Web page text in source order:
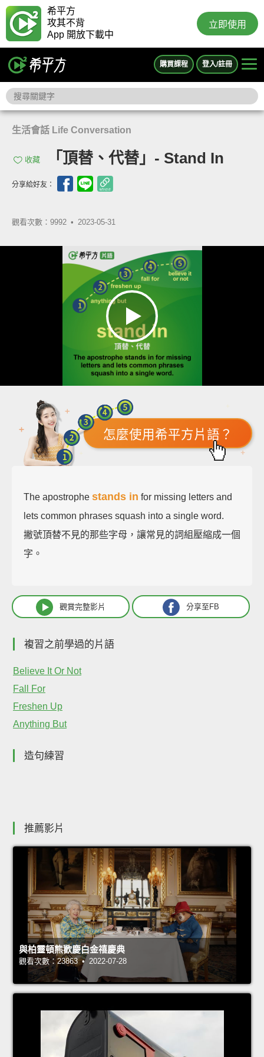
希平方
攻其不背
App 開放下載中
立即使用
購買課程 登入/註冊
生活會話 Life Conversation
收藏 「頂替、代替」- Stand In
分享給好友：
觀看次數：9992 • 2023-05-31
怎麼使用希平方片語？
The apostrophe stands in for missing letters and
lets common phrases squash into a single word.
撇號頂替不見的那些字母，讓常見的詞組壓縮成一個
字。
觀賞完整影片 分享至FB
複習之前學過的片語
Believe It Or Not
Fall For
Freshen Up
Anything But
造句練習
推薦影片
與柏靈頓熊歡慶白金禧慶典
觀看次數：23863 • 2022-07-28